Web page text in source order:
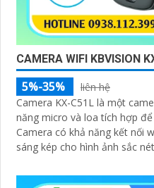
CAMERA WIFI KBVISION
5%-35%
liên hệ
Camera KX-C51L là một
năng micro và loa tích hợp
Camera có khả năng kết nối
sáng kép cho hình ảnh sắc